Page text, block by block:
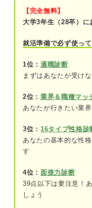
中小
みな
基準が違う
大手
大企業かど
①研修
【完全無料】
大学3年生（28卒）に
就活準備で必ず使っ
1位： 適職診断
まずはあなたが受け
2位： 業界＆職種マッ
あなたが行きたい業
3位： 16タイプ性格診
あなたの基本的な性
す
4位： 面接力診断
39点以下は要注意！
しょう